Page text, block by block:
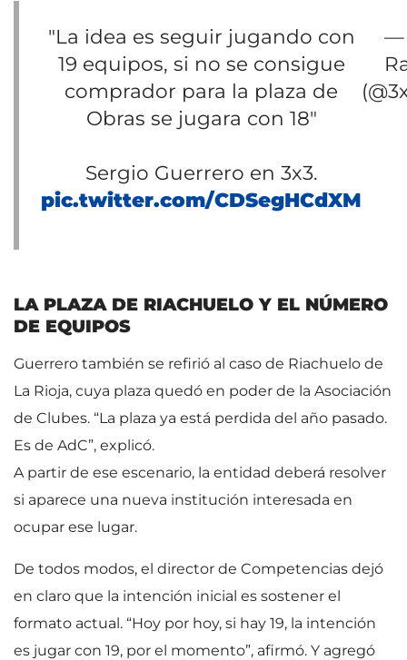
"La idea es seguir jugando con
19 equipos, si no se consigue
comprador para la plaza de
Obras se jugara con 18"
Sergio Guerrero en 3x3.
pic.twitter.com/CDSegHCdXM
—
LA PLAZA DE RIACHUELO Y EL NÚMERO
DE EQUIPOS
Guerrero también se refirió al caso de Riachuelo de
La Rioja, cuya plaza quedó en poder de la Asociación
de Clubes. “La plaza ya está perdida del año pasado.
Es de AdC”, explicó.
A partir de ese escenario, la entidad deberá resolver
si aparece una nueva institución interesada en
ocupar ese lugar.
De todos modos, el director de Competencias dejó
en claro que la intención inicial es sostener el
formato actual. “Hoy por hoy, si hay 19, la intención
es jugar con 19, por el momento”, afirmó. Y agregó